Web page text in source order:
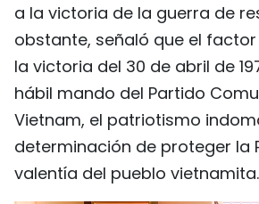
a la victoria de la guerra de
obstante, señaló que el
la victoria del 30 de abril de
hábil mando del Partido
Vietnam, el patriotismo
determinación de proteger la
valentía del pueblo vietnamita.